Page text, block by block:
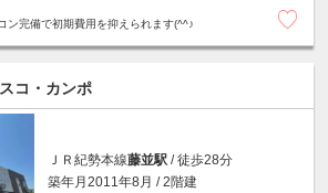
ン完備で初期費用を抑えられます(^^♪
コ・カンポ
ＪＲ紀勢本線藤並駅 / 徒歩28分
築年月2011年8月 / 2階建